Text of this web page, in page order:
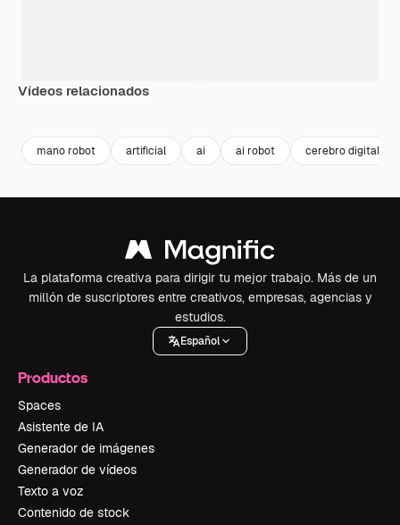
Vídeos relacionados
mano robot artificial ai ai robot cerebro digital
La plataforma creativa para dirigir tu mejor trabajo. Más de un
millón de suscriptores entre creativos, empresas, agencias y
estudios.
Español
Productos
Spaces
Asistente de IA
Generador de imágenes
Generador de vídeos
Texto a voz
Contenido de stock